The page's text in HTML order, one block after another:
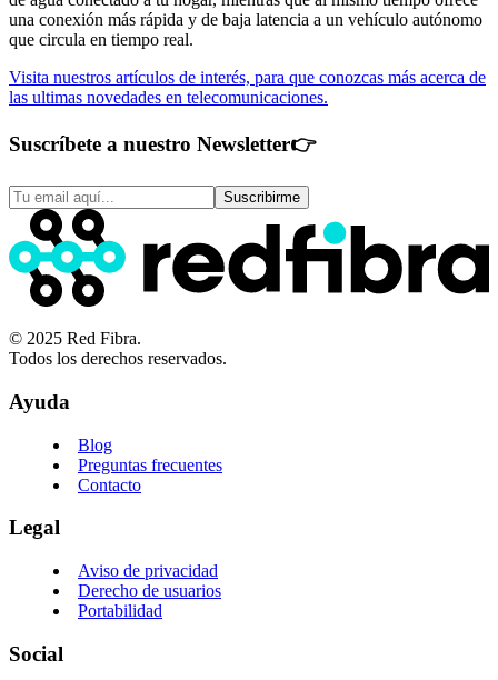
una conexión más rápida y de baja latencia a un vehículo autónomo
que circula en tiempo real.
Visita nuestros artículos de interés, para que conozcas más acerca de
las ultimas novedades en telecomunicaciones.
Suscríbete a nuestro Newsletter👉
Suscribirme
© 2025 Red Fibra.
Todos los derechos reservados.
Ayuda
Blog
Preguntas frecuentes
Contacto
Legal
Aviso de privacidad
Derecho de usuarios
Portabilidad
Social